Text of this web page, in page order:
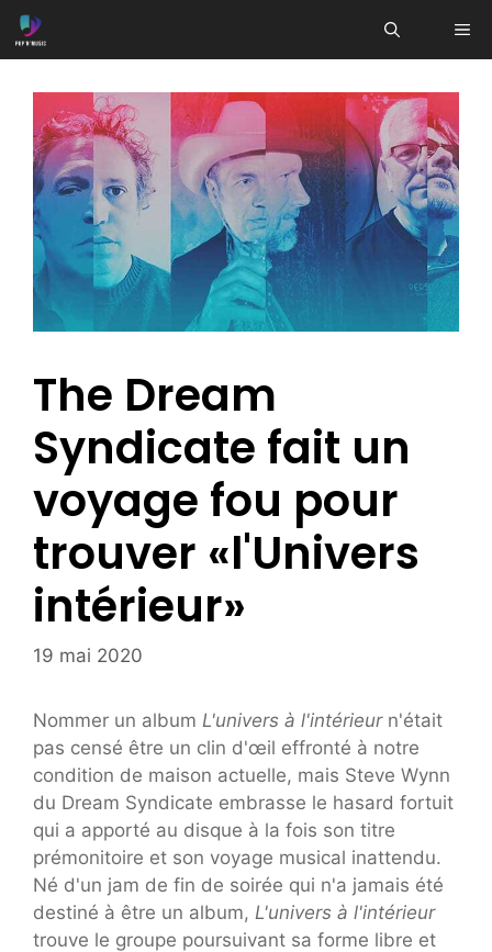
Aller
au
The Dream
Syndicate fait un
voyage fou pour
trouver «l'Univers
intérieur»
19 mai 2020
Nommer un album L'univers à l'intérieurn'était
pas censé être un clin d'œil effronté à notre
condition de maison actuelle, mais Steve Wynn
du Dream Syndicate embrasse le hasard fortuit
qui a apporté au disque à la fois son titre
prémonitoire et son voyage musical inattendu.
Né d'un jam de fin de soirée qui n'a jamais été
destiné à être un album, L'univers à l'intérieur
trouve le groupe poursuivant sa forme libre et